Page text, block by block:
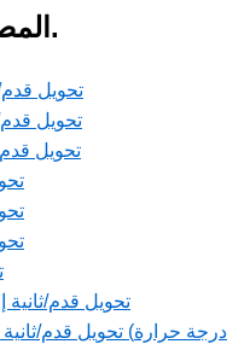
المصممة لجميع احتياجاتك.
تحويل قدم/
تحويل قدم/
تحويل قدم/
تحويل قدم/
تحويل قدم/ثانية